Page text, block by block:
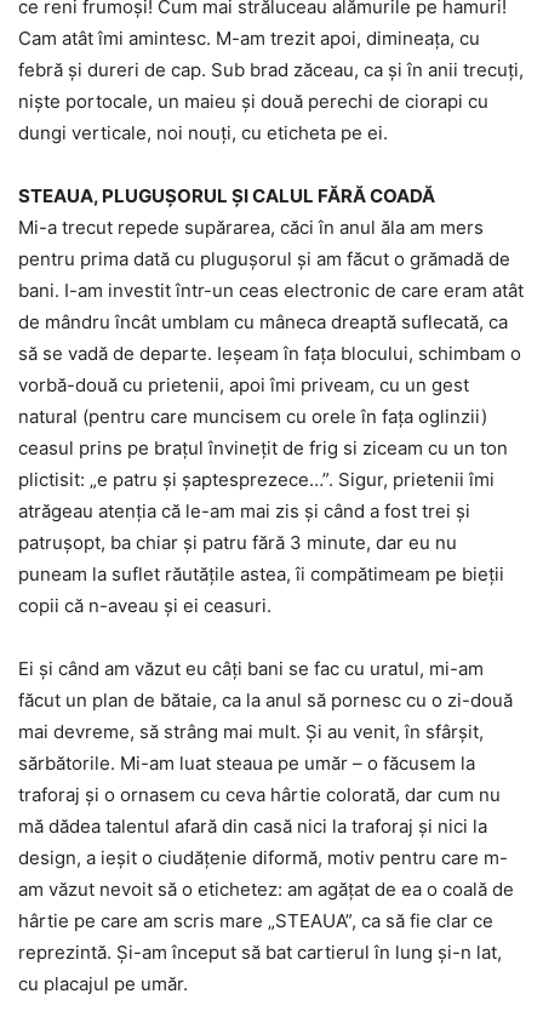
ce reni frumoși! Cum mai străluceau alămurile pe hamuri!
Cam atât îmi amintesc. M-am trezit apoi, dimineaţa, cu
febră și dureri de cap. Sub brad zăceau, ca și în anii trecuți,
niște portocale, un maieu și două perechi de ciorapi cu
dungi verticale, noi nouți, cu eticheta pe ei.
STEAUA, PLUGUȘORUL ȘI CALUL FĂRĂ COADĂ
Mi-a trecut repede supărarea, căci în anul ăla am mers
pentru prima dată cu plugușorul și am făcut o grămadă de
bani. I-am investit într-un ceas electronic de care eram atât
de mândru încât umblam cu mâneca dreaptă suflecată, ca
să se vadă de departe. Ieșeam în fața blocului, schimbam o
vorbă-două cu prietenii, apoi îmi priveam, cu un gest
natural (pentru care muncisem cu orele în fața oglinzii)
ceasul prins pe brațul învinețit de frig si ziceam cu un ton
plictisit: „e patru și șaptesprezece…”. Sigur, prietenii îmi
atrăgeau atenția că le-am mai zis și când a fost trei și
patrușopt, ba chiar și patru fără 3 minute, dar eu nu
puneam la suflet răutăţile astea, îi compătimeam pe bieţii
copii că n-aveau și ei ceasuri.
Ei și când am văzut eu câți bani se fac cu uratul, mi-am
făcut un plan de bătaie, ca la anul să pornesc cu o zi-două
mai devreme, să strâng mai mult. Și au venit, în sfârșit,
sărbătorile. Mi-am luat steaua pe umăr – o făcusem la
traforaj și o ornasem cu ceva hârtie colorată, dar cum nu
mă dădea talentul afară din casă nici la traforaj și nici la
design, a ieșit o ciudăţenie diformă, motiv pentru care m-
am văzut nevoit să o etichetez: am agățat de ea o coală de
hârtie pe care am scris mare „STEAUA”, ca să fie clar ce
reprezintă. Și-am început să bat cartierul în lung și-n lat,
cu placajul pe umăr.